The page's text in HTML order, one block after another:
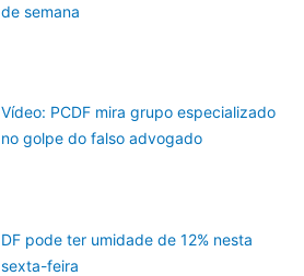
de semana
Vídeo: PCDF mira grupo especializado
no golpe do falso advogado
DF pode ter umidade de 12% nesta
sexta-feira